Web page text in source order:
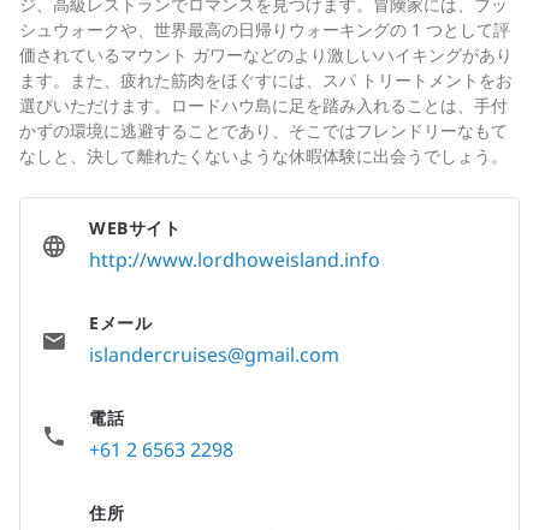
シュウォークや、世界最高の日帰りウォーキングの 1 つとして評
価されているマウント ガワーなどのより激しいハイキングがあり
ます。また、疲れた筋肉をほぐすには、スパ トリートメントをお
選びいただけます。ロードハウ島に足を踏み入れることは、手付
かずの環境に逃避することであり、そこではフレンドリーなもて
なしと、決して離れたくないような休暇体験に出会うでしょう。
WEBサイト
http://www.lordhoweisland.info
Eメール
islandercruises@gmail.com
電話
+61 2 6563 2298
住所